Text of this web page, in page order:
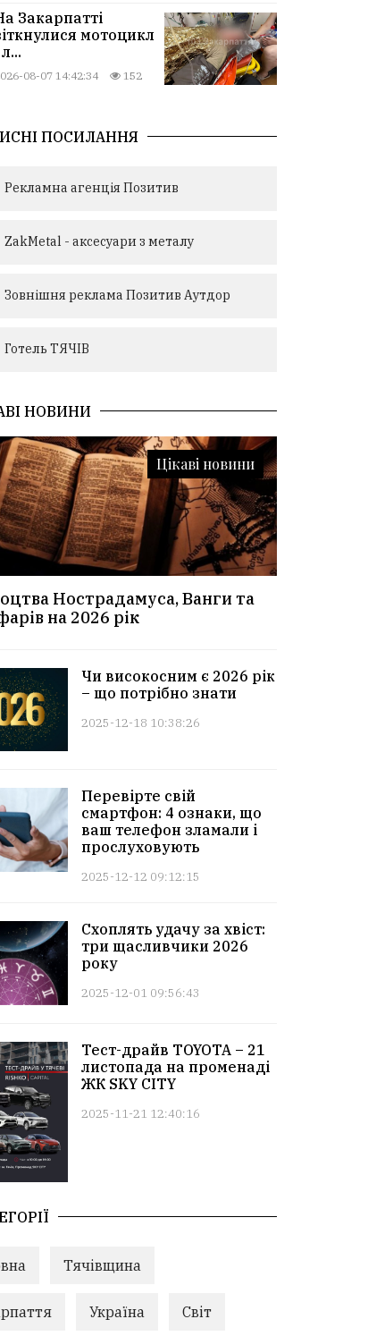
Закарпатті
мотоцикл
л...
08-07 14:42:34 152
ПОСИЛАННЯ
Рекламна агенція Позитив
ZakMetal - аксесуари з металу
Зовнішня реклама Позитив Аутдор
Готель ТЯЧІВ
НОВИНИ
Цікаві новини
Нострадамуса, Ванги та
на 2026 рік
Чи високосним є 2026 рік
– що потрібно знати
2025-12-18 10:38:26
Перевірте свій
смартфон: 4 ознаки, що
ваш телефон зламали і
прослуховують
2025-12-12 09:12:15
Схоплять удачу за хвіст:
три щасливчики 2026
року
2025-12-01 09:56:43
Тест-драйв TOYOTA – 21
листопада на променаді
ЖК SKY CITY
2025-11-21 12:40:16
Тячівщина
Україна Світ